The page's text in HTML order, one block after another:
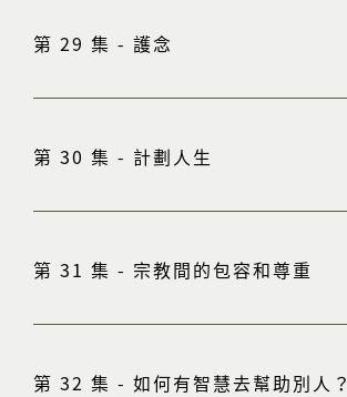
第 29 集 - 護念
第 30 集 - 計劃人生
第 31 集 - 宗教間的包容和尊重
第 32 集 - 如何有智慧去幫助別人？